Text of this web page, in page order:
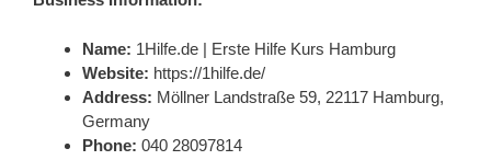
Name: 1Hilfe.de | Erste Hilfe Kurs Hamburg
Website: https://1hilfe.de/
Address: Möllner Landstraße 59, 22117 Hamburg,
Germany
Phone: 040 28097814